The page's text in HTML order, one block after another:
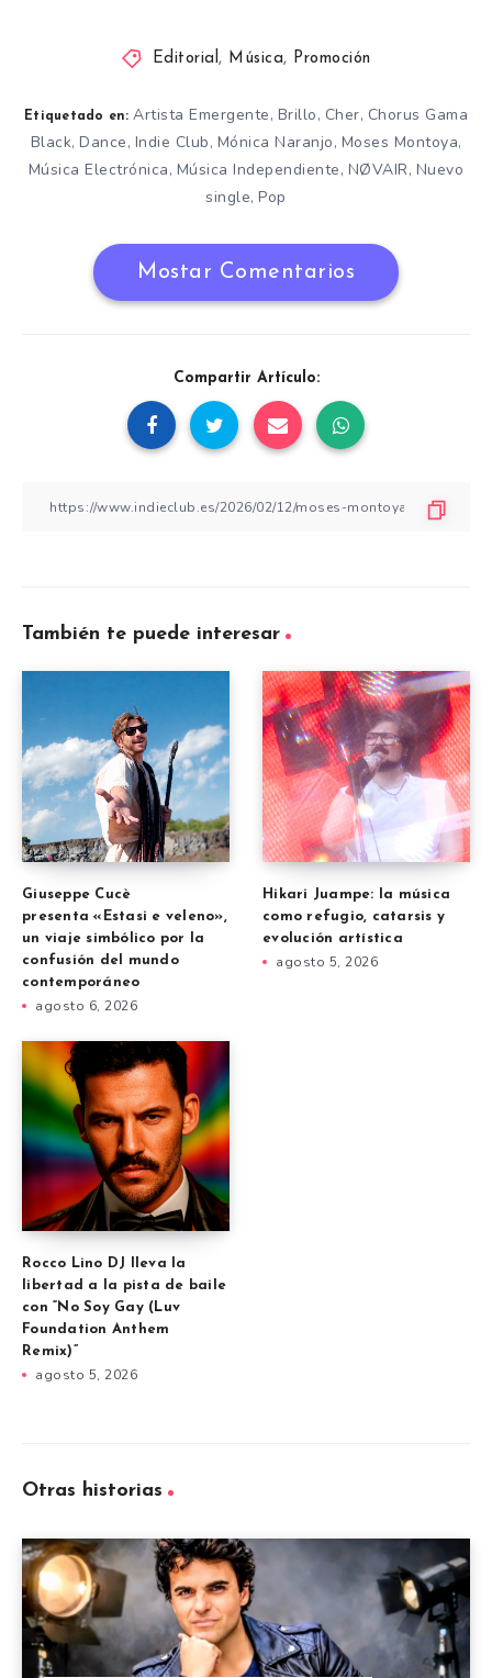
Editorial, Música, Promoción
Etiquetado en: Artista Emergente, Brillo, Cher, Chorus Gama
Black, Dance, Indie Club, Mónica Naranjo, Moses Montoya,
Música Electrónica, Música Independiente, NØVAIR, Nuevo
single,Pop
Mostar Comentarios
Compartir Artículo:
También te puede interesar
Giuseppe Cucè
presenta «Estasi e veleno»,
un viaje simbólico por la
confusión del mundo
contemporáneo
agosto 6, 2026
Hikari Juampe: la música
como refugio, catarsis y
evolución artística
agosto 5, 2026
Rocco Lino DJ lleva la
libertad a la pista de baile
con “No Soy Gay (Luv
Foundation Anthem
Remix)”
agosto 5, 2026
Otras historias